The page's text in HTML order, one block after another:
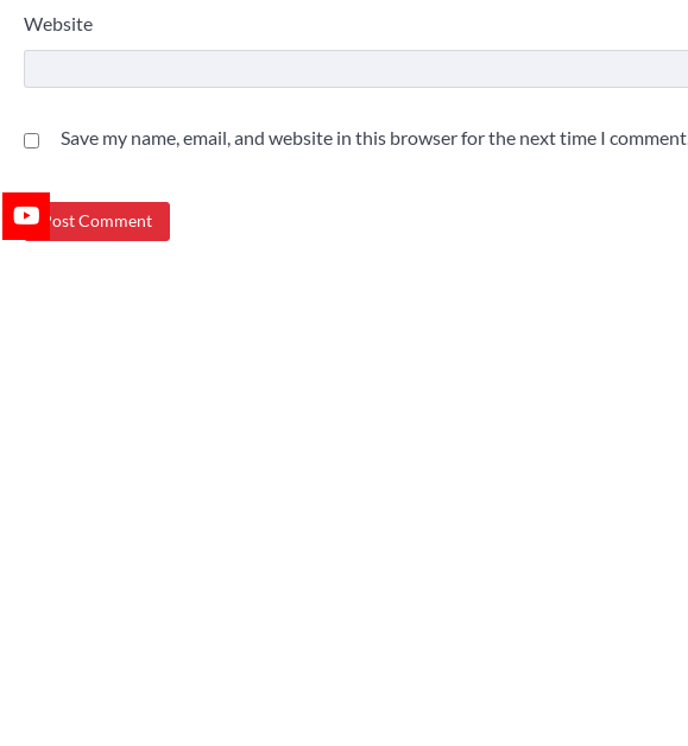
Website
Save my name, email, and website in this browser for the next time I comment.